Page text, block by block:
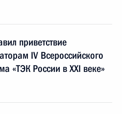
приветствие
IV Всероссийского
«ТЭК России в XXI веке»